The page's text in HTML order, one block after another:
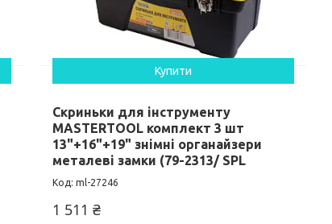
Купити
Скриньки для інструменту
MASTERTOOL комплект 3 шт
13"+16"+19" знімні органайзери
металеві замки (79-2313/ SPL
ml-27246
1 511 ₴